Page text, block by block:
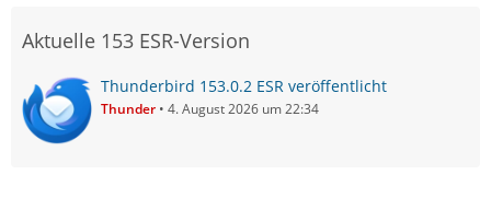
Aktuelle 153 ESR-Version
Thunderbird 153.0.2 ESR veröffentlicht
Thunder 4. August 2026 um 22:34